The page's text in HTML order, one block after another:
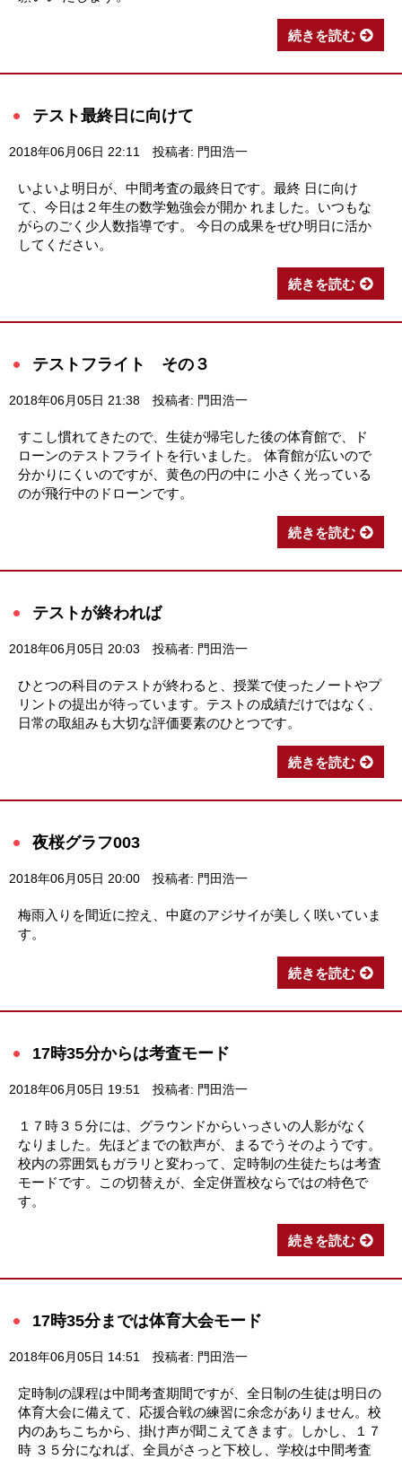
続きを読む
テスト最終日に向けて
2018年06月06日 22:11 投稿者: 門田浩一
いよいよ明日が、中間考査の最終日です。最終 日に向け
て、今日は２年生の数学勉強会が開か れました。いつもな
がらのごく少人数指導です。 今日の成果をぜひ明日に活か
してください。
続きを読む
テストフライト その３
2018年06月05日 21:38 投稿者: 門田浩一
すこし慣れてきたので、生徒が帰宅した後の体育館で、ド
ローンのテストフライトを行いました。 体育館が広いので
分かりにくいのですが、黄色の円の中に 小さく光っている
のが飛行中のドローンです。
続きを読む
テストが終われば
2018年06月05日 20:03 投稿者: 門田浩一
ひとつの科目のテストが終わると、授業で使ったノートやプ
リントの提出が待っています。テストの成績だけではなく、
日常の取組みも大切な評価要素のひとつです。
続きを読む
夜桜グラフ003
2018年06月05日 20:00 投稿者: 門田浩一
梅雨入りを間近に控え、中庭のアジサイが美しく咲いていま
す。
続きを読む
17時35分からは考査モード
2018年06月05日 19:51 投稿者: 門田浩一
１７時３５分には、グラウンドからいっさいの人影がなく
なりました。先ほどまでの歓声が、まるでうそのようです。
校内の雰囲気もガラリと変わって、定時制の生徒たちは考査
モードです。この切替えが、全定併置校ならではの特色で
す。
続きを読む
17時35分までは体育大会モード
2018年06月05日 14:51 投稿者: 門田浩一
定時制の課程は中間考査期間ですが、全日制の生徒は明日の
体育大会に備えて、応援合戦の練習に余念がありません。校
内のあちこちから、掛け声が聞こえてきます。しかし、１７
時 ３５分になれば、全員がさっと下校し、学校は中間考査